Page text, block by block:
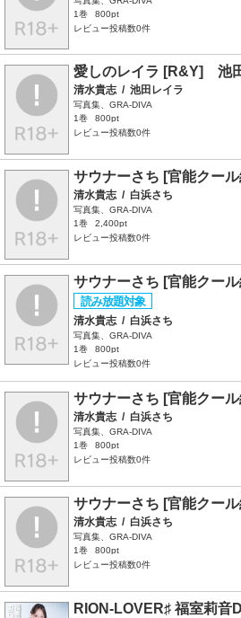
1巻
800pt
レビュー投稿数0件
愛しのレイラ [R&Y] 池
清水貴志 / 池田レイラ
写真集、GRA-DIVA
1巻
800pt
レビュー投稿数0件
サウナーさち [官能クー
清水貴志 / 白浜さち
写真集、GRA-DIVA
1巻
2,400pt
レビュー投稿数0件
サウナーさち [官能クー
清水貴志 / 白浜さち
写真集、GRA-DIVA
1巻
800pt
レビュー投稿数0件
サウナーさち [官能クー
清水貴志 / 白浜さち
写真集、GRA-DIVA
1巻
800pt
レビュー投稿数0件
サウナーさち [官能クー
清水貴志 / 白浜さち
写真集、GRA-DIVA
1巻
800pt
レビュー投稿数0件
RION-LOVER♯ 福室莉音